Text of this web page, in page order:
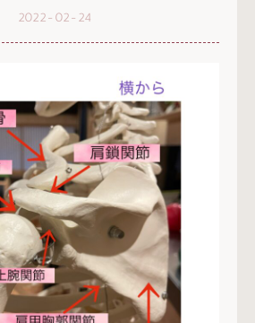
2022-02-24